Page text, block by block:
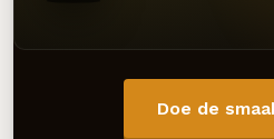
Doe de